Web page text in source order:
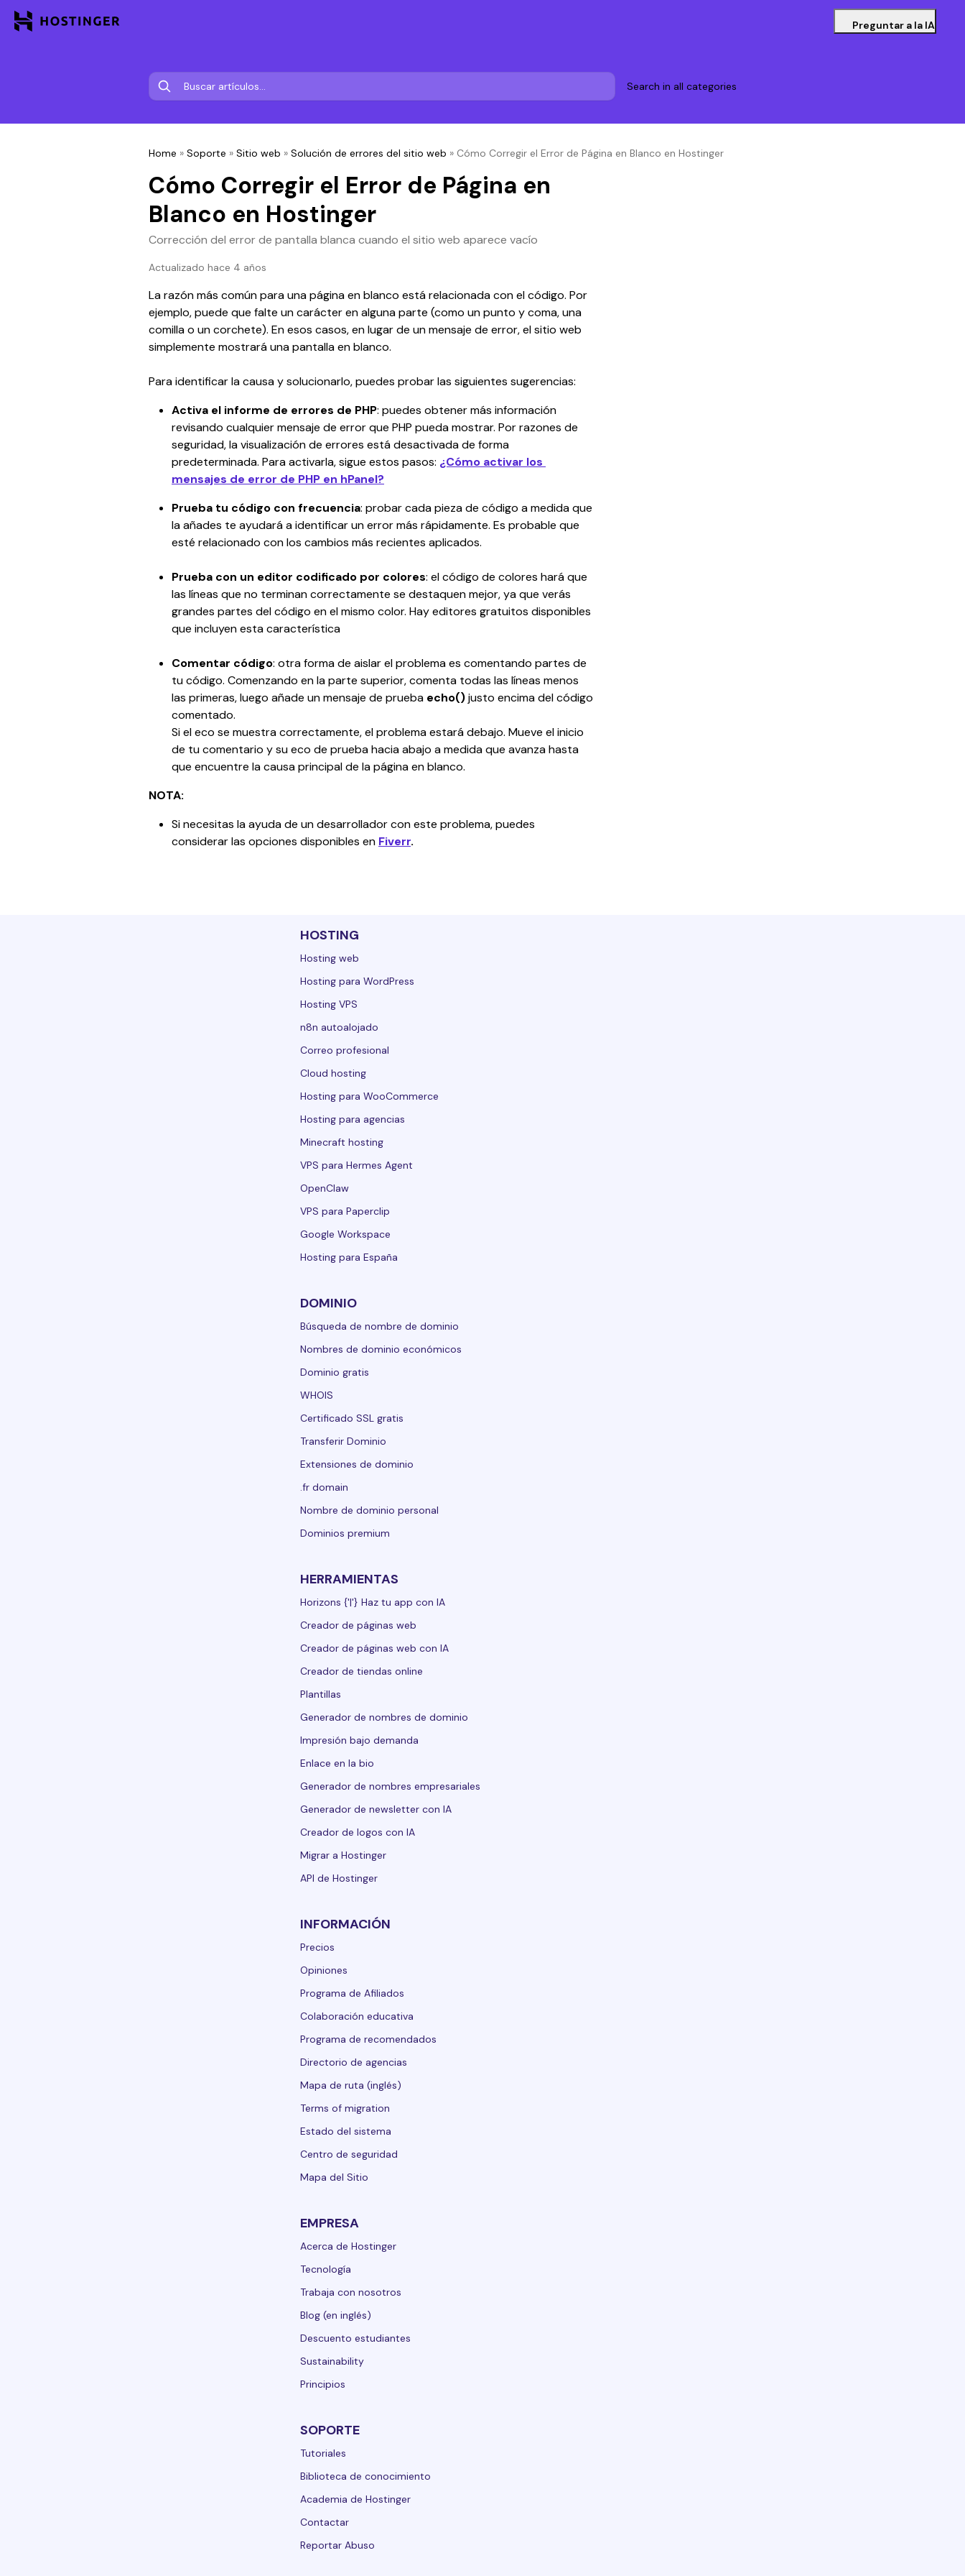
Preguntar a la IA
Search in all categories
Home » Soporte » Sitio web » Solución de errores del sitio web » Cómo Corregir el Error de Página en Blanco en Hostinger
Cómo Corregir el Error de Página en
Blanco en Hostinger
Corrección del error de pantalla blanca cuando el sitio web aparece vacío
Actualizado hace 4 años
La razón más común para una página en blanco está relacionada con el código. Por
ejemplo, puede que falte un carácter en alguna parte (como un punto y coma, una
comilla o un corchete). En esos casos, en lugar de un mensaje de error, el sitio web
simplemente mostrará una pantalla en blanco.
Para identificar la causa y solucionarlo, puedes probar las siguientes sugerencias:
Activa el informe de errores de PHP: puedes obtener más información
revisando cualquier mensaje de error que PHP pueda mostrar. Por razones de
seguridad, la visualización de errores está desactivada de forma
predeterminada. Para activarla, sigue estos pasos: ¿Cómo activar los
mensajes de error de PHP en hPanel?
Prueba tu código con frecuencia: probar cada pieza de código a medida que
la añades te ayudará a identificar un error más rápidamente. Es probable que
esté relacionado con los cambios más recientes aplicados.
Prueba con un editor codificado por colores: el código de colores hará que
las líneas que no terminan correctamente se destaquen mejor, ya que verás
grandes partes del código en el mismo color. Hay editores gratuitos disponibles
que incluyen esta característica
Comentar código: otra forma de aislar el problema es comentando partes de
tu código. Comenzando en la parte superior, comenta todas las líneas menos
las primeras, luego añade un mensaje de prueba echo() justo encima del código
comentado.
Si el eco se muestra correctamente, el problema estará debajo. Mueve el inicio
de tu comentario y su eco de prueba hacia abajo a medida que avanza hasta
que encuentre la causa principal de la página en blanco.
NOTA:
Si necesitas la ayuda de un desarrollador con este problema, puedes
considerar las opciones disponibles en Fiverr.
HOSTING
Hosting web
Hosting para WordPress
Hosting VPS
n8n autoalojado
Correo profesional
Cloud hosting
Hosting para WooCommerce
Hosting para agencias
Minecraft hosting
VPS para Hermes Agent
OpenClaw
VPS para Paperclip
Google Workspace
Hosting para España
DOMINIO
Búsqueda de nombre de dominio
Nombres de dominio económicos
Dominio gratis
WHOIS
Certificado SSL gratis
Transferir Dominio
Extensiones de dominio
.fr domain
Nombre de dominio personal
Dominios premium
HERRAMIENTAS
Horizons {'|'} Haz tu app con IA
Creador de páginas web
Creador de páginas web con IA
Creador de tiendas online
Plantillas
Generador de nombres de dominio
Impresión bajo demanda
Enlace en la bio
Generador de nombres empresariales
Generador de newsletter con IA
Creador de logos con IA
Migrar a Hostinger
API de Hostinger
INFORMACIÓN
Precios
Opiniones
Programa de Afiliados
Colaboración educativa
Programa de recomendados
Directorio de agencias
Mapa de ruta (inglés)
Terms of migration
Estado del sistema
Centro de seguridad
Mapa del Sitio
EMPRESA
Acerca de Hostinger
Tecnología
Trabaja con nosotros
Blog (en inglés)
Descuento estudiantes
Sustainability
Principios
SOPORTE
Tutoriales
Biblioteca de conocimiento
Academia de Hostinger
Contactar
Reportar Abuso